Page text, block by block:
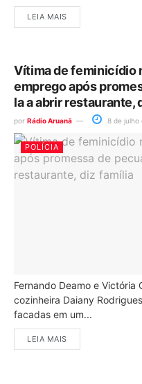
LEIA MAIS
Vítima de feminicídio
emprego após
la a abrir restaurante,
por Rádio Aruanã 8 de julho
POLÍCIA
Fernando Deamo e Victória
cozinheira Daiany
facadas em um...
LEIA MAIS